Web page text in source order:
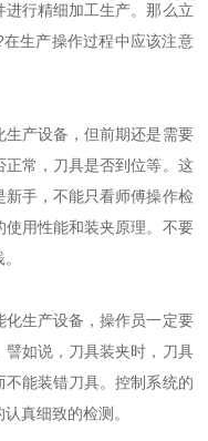
进行精细加工生产。那么立
生产操作过程中应该注意
产设备，但前期还是需要
常，刀具是否到位等。这
手，不能只看师傅操作检
用性能和装夹原理。不要
生产设备，操作员一定要
如说，刀具装夹时，刀具
能装错刀具。控制系统的
真细致的检测。